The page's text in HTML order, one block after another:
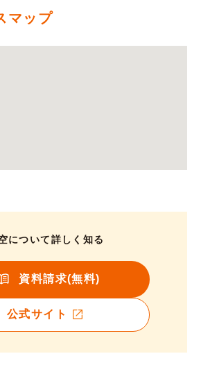
マップ
について詳しく知る
資料請求(無料)
公式サイト